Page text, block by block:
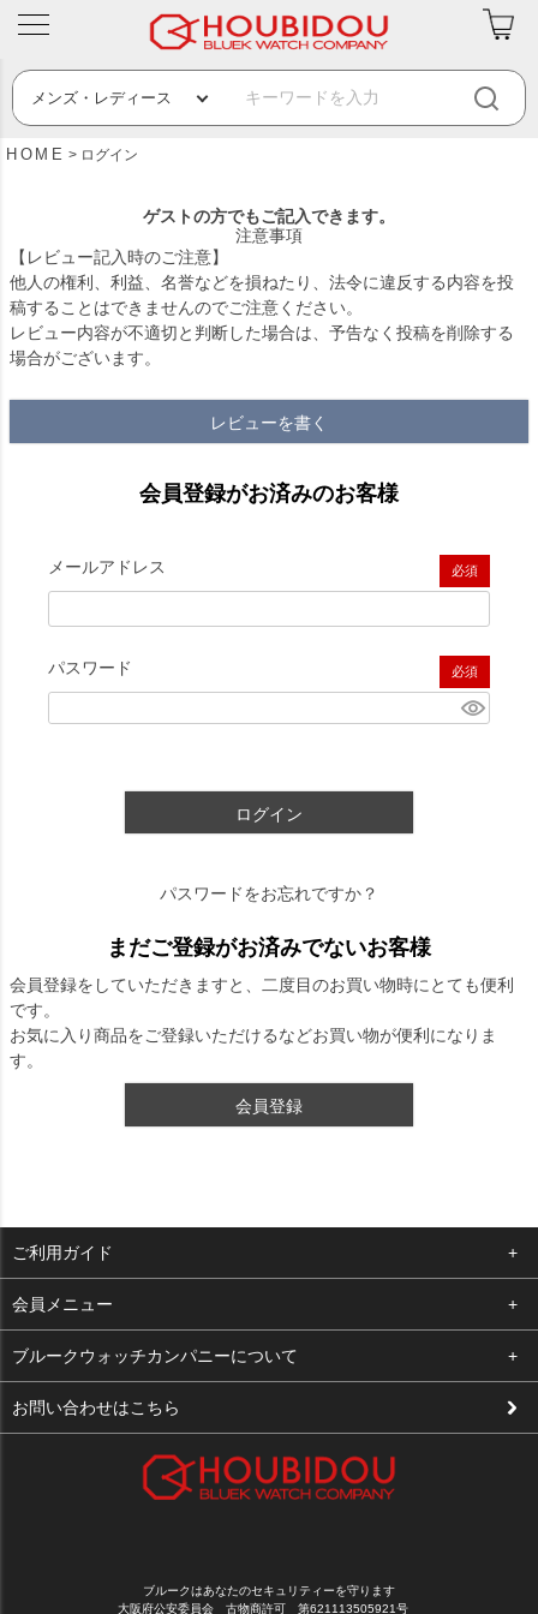
HOME ログイン
ゲストの方でもご記入できます。
注意事項
【レビュー記入時のご注意】
他人の権利、利益、名誉などを損ねたり、法令に違反する内容を投
稿することはできませんのでご注意ください。
レビュー内容が不適切と判断した場合は、予告なく投稿を削除する
場合がございます。
レビューを書く
会員登録がお済みのお客様
メールアドレス
(必須)
パスワード
(必須)
ログイン
パスワードをお忘れですか？
まだご登録がお済みでないお客様
会員登録をしていただきますと、二度目のお買い物時にとても便利
です。
お気に入り商品をご登録いただけるなどお買い物が便利になりま
す。
会員登録
ご利用ガイド
よくある質問
支払い・送料
修理依頼
会員メニュー
ログイン
お気に入り
ブルークウォッチカンパニーについて
会社概要
お問い合わせはこちら
ブルークはあなたのセキュリティーを守ります
大阪府公安委員会 古物商許可 第621113505921号